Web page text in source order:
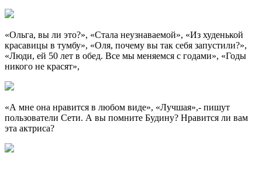
«Ольга, вы ли это?», «Стала неузнаваемой», «Из худенькой
красавицы в тумбу», «Оля, почему вы так себя запустили?»,
«Люди, ей 50 лет в обед. Все мы меняемся с годами», «Годы
никого не красят»,
«А мне она нравится в любом виде», «Лучшая»,- пишут
пользователи Сети. А вы помните Будину? Нравится ли вам
эта актриса?